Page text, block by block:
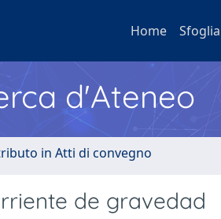
Home Sfoglia
d'Ateneo
in Atti di convegno
de gravedad